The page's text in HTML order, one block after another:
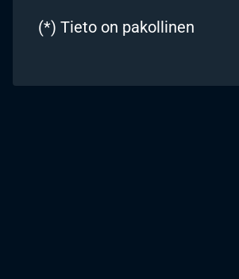
(*) Tieto on pakollinen